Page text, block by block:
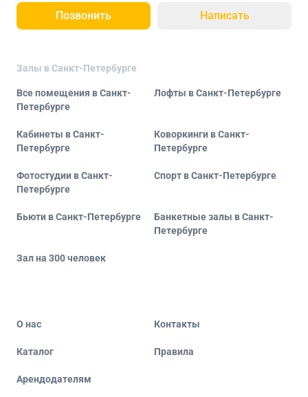
Позвонить Написать
Залы в Санкт-Петербурге
Все помещения в Санкт-
Петербурге
Лофты в Санкт-Петербурге
Кабинеты в Санкт-
Петербурге
Коворкинги в Санкт-
Петербурге
Фотостудии в Санкт-
Петербурге
Спорт в Санкт-Петербурге
Бьюти в Санкт-Петербурге
Банкетные залы в Санкт-
Петербурге
Зал на 300 человек
О нас Контакты
Каталог Правила
Арендодателям